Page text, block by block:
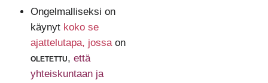
Ongelmalliseksi on
käynyt koko se
ajattelutapa, jossaon
oletettu, että
yhteiskuntaan ja